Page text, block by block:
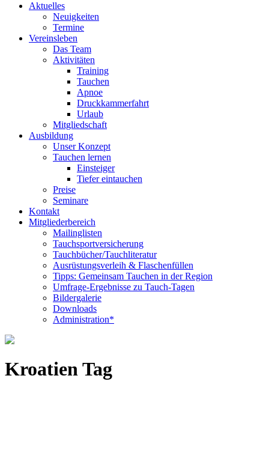
Aktuelles
Neuigkeiten
Termine
Vereinsleben
Das Team
Aktivitäten
Training
Tauchen
Apnoe
Druckkammerfahrt
Urlaub
Mitgliedschaft
Ausbildung
Unser Konzept
Tauchen lernen
Einsteiger
Tiefer eintauchen
Preise
Seminare
Kontakt
Mitgliederbereich
Mailinglisten
Tauchsportversicherung
Tauchbücher/Tauchliteratur
Ausrüstungsverleih & Flaschenfüllen
Tipps: Gemeinsam Tauchen in der Region
Umfrage-Ergebnisse zu Tauch-Tagen
Bildergalerie
Downloads
Administration*
Kroatien Tag